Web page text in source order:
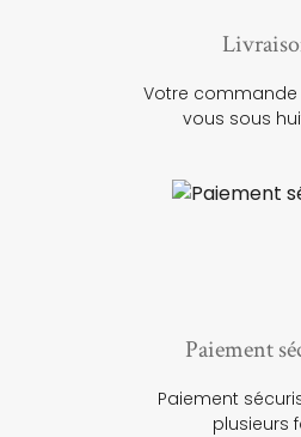
Votre commande
vous sous
Paiement
Paiement
plusieurs